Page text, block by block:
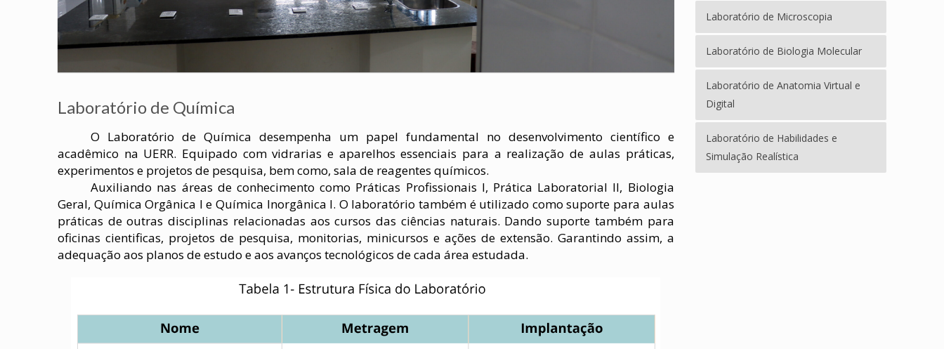
Laboratório de Química
O Laboratório de Química desempenha um papel fundamental no desenvolvimento científico e
acadêmico na UERR. Equipado com vidrarias e aparelhos essenciais para a realização de aulas práticas,
experimentos e projetos de pesquisa, bem como, sala de reagentes químicos.
Auxiliando nas áreas de conhecimento como Práticas Profissionais I, Prática Laboratorial II, Biologia
Geral, Química Orgânica I e Química Inorgânica I. O laboratório também é utilizado como suporte para aulas
práticas de outras disciplinas relacionadas aos cursos das ciências naturais. Dando suporte também para
oficinas cientificas, projetos de pesquisa, monitorias, minicursos e ações de extensão. Garantindo assim, a
adequação aos planos de estudo e aos avanços tecnológicos de cada área estudada.
Laboratório de Microscopia
Laboratório de Biologia Molecular
Laboratório de Anatomia Virtual e
Digital
Laboratório de Habilidades e
Simulação Realística